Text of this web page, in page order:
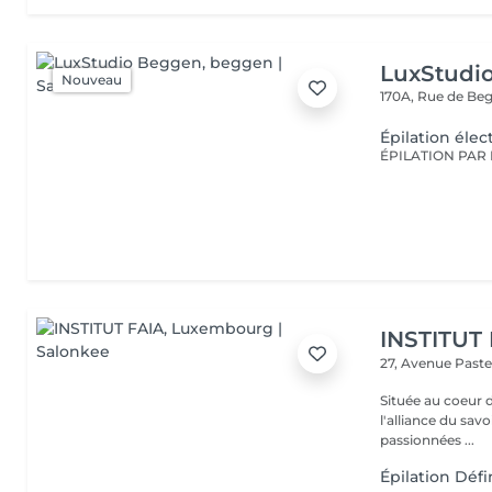
Nouveau
170A, Rue de
Épilation
INSTITUT
27, Avenue
Située au coeur
l'alliance du savoir-faire et
passionnées ...
Épilation